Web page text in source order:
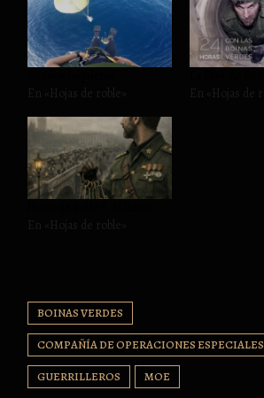
BOINAS VERDES
COMPAÑÍA DE OPERACIONES ESPECIALES
GUERRILLEROS MOE